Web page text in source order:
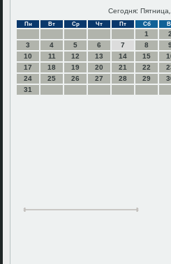
Сегодня:
Пн Вт Ср Чт Пт Сб
1
2
3
4 5 6 7 8
9
10
11 12 13 14 15
17
18 19 20 21 22
24
25 26 27 28 29
31